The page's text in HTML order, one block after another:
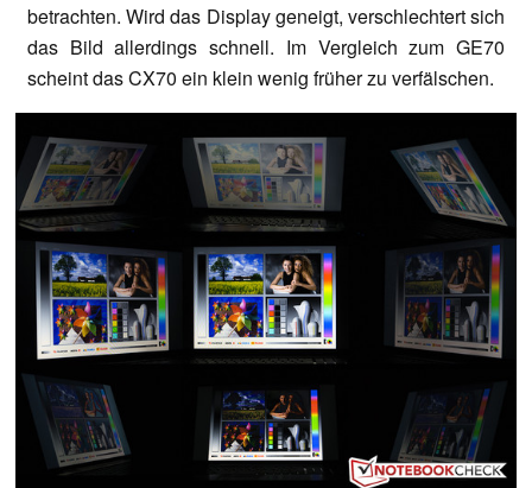
betrachten. Wird das Display geneigt, verschlechtert sich
das Bild allerdings schnell. Im Vergleich zum GE70
scheint das CX70 ein klein wenig früher zu verfälschen.